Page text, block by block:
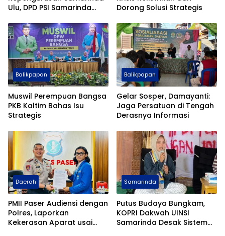
Ulu, DPD PSI Samarinda
Untuk Rakyat
Dorong Solusi Strategis
Balikpapan
Muswil Perempuan Bangsa
PKB Kaltim Bahas Isu
Strategis
Balikpapan
Gelar Sosper, Damayanti:
Jaga Persatuan di Tengah
Derasnya Informasi
Daerah
PMII Paser Audiensi dengan
Polres, Laporkan
Kekerasan Aparat usai
Samarinda
Putus Budaya Bungkam,
KOPRI Dakwah UINSI
Samarinda Desak Sistem